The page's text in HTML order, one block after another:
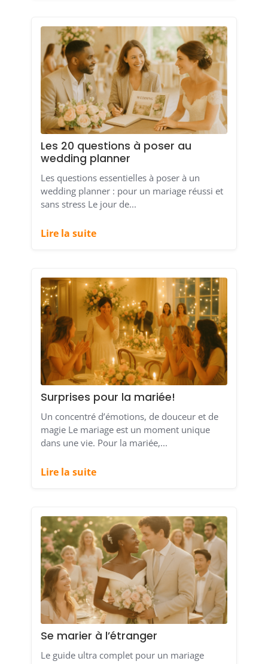
Les 20 questions à poser au
wedding planner
Les questions essentielles à poser à un
wedding planner : pour un mariage réussi et
sans stress Le jour de...
Lire la suite
Surprises pour la mariée!
Un concentré d’émotions, de douceur et de
magie Le mariage est un moment unique
dans une vie. Pour la mariée,...
Lire la suite
Se marier à l’étranger
Le guide ultra complet pour un mariage